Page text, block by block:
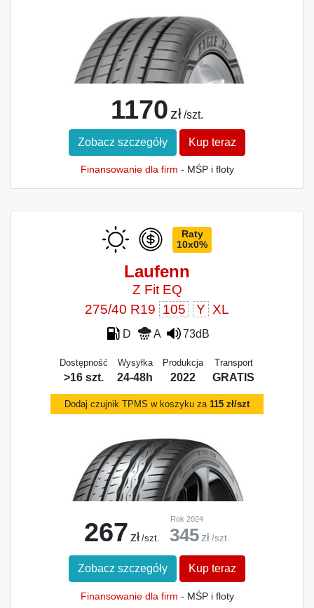
1170 zł/szt.
Zobacz szczegóły Kup teraz
Finansowanie dla firm - MŚP i floty
Raty
10x0%
Laufenn
Z Fit EQ
275/40 R19 105 Y XL
D A 73dB
Dostępność
>16 szt.
Wysyłka
24-48h
Produkcja
2022
Transport
GRATIS
Dodaj czujnik TPMS w koszyku za 115 zł/szt
267 zł /szt.
Rok 2024
345 zł /szt.
Zobacz szczegóły Kup teraz
Finansowanie dla firm - MŚP i floty